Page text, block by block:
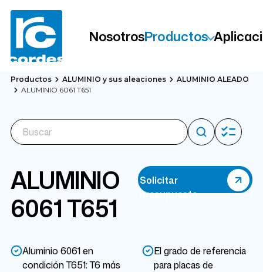
NosotrosProductos
Productos ALUMINIO y sus aleaciones
ALUMINIO ALEADO
ALUMINIO 6061 T651
ALUMINIO
6061 T651
Aluminio 6061 en
condición T651: T6 más
El grado de referencia
para placas de
Solicitar
presupuesto